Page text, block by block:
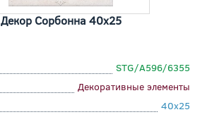
Декор Сорбонна 40x25
STG/A596/6355
Декоративные элементы
40x25